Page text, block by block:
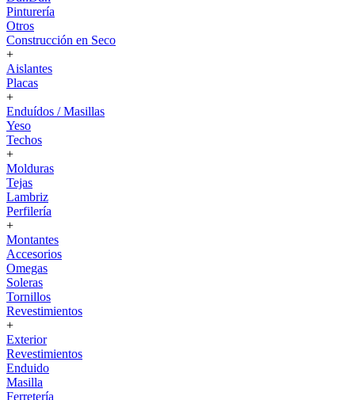
Pinturería
Otros
Construcción en Seco
+
Aislantes
Placas
+
Enduídos / Masillas
Yeso
Techos
+
Molduras
Tejas
Lambriz
Perfilería
+
Montantes
Accesorios
Omegas
Soleras
Tornillos
Revestimientos
+
Exterior
Revestimientos
Enduido
Masilla
Ferretería